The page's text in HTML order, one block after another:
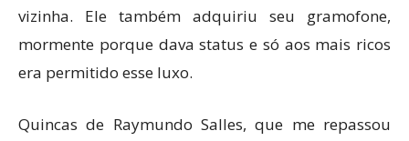
vizinha. Ele também adquiriu seu gramofone,
mormente porque dava status e só aos mais ricos
era permitido esse luxo.
Quincas de Raymundo Salles, que me repassou